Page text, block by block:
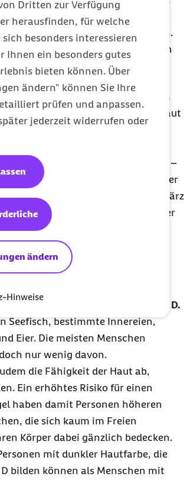
Dritten zur Verfügung
herausfinden, für welche
besonders interessieren
Ihnen ein besonders gutes
bieten können. Über
ändern" können Sie Ihre
prüfen und anpassen.
jederzeit widerrufen oder
ändern
Hinweise
das Risiko für Stürze und
im höheren Lebensalter zu senken.
Versorgung kommt vor allem durch
zu wenig im Freien auf.
Dadurch
nicht genug Vitamin D in der Haut
kommt, dass die Intensität und die
besonders im Winter niedrig sind –
D-Bildung ist somit abhängig von der
Winterhalbjahr von Oktober bis März
Vitamin D in der Haut bilden. Der
dann die Speicher im Fett- und
die er in der warmen Jahreszeit
Deshalb kommt es im Winter zu
Nahrungsmittel enthalten Vitamin D.
Seefisch, bestimmte Innereien,
Eier. Die meisten Menschen
nur wenig davon.
die Fähigkeit der Haut ab,
Ein erhöhtes Risiko für einen
haben damit Personen höheren
die sich kaum im Freien
Körper dabei gänzlich bedecken.
mit dunkler Hautfarbe, die
bilden können als Menschen mit